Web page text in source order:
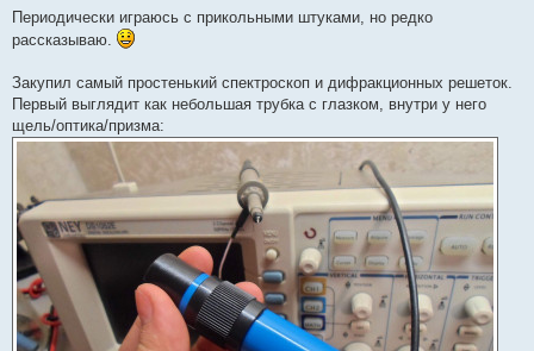
s
Периодически играюсь с прикольными штуками, но редко
рассказываю.
Закупил самый простенький спектроскоп и дифракционных решеток.
Первый выглядит как небольшая трубка с глазком, внутри у него
щель/оптика/призма: